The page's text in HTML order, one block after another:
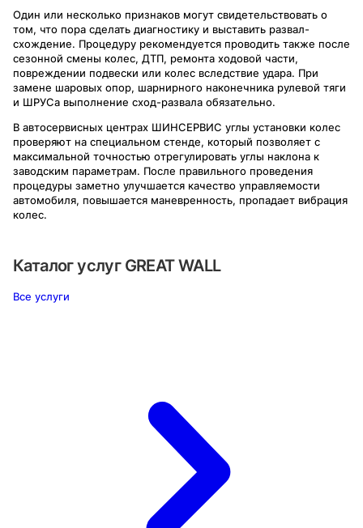
Один или несколько признаков могут свидетельствовать о
том, что пора сделать диагностику и выставить развал-
схождение. Процедуру рекомендуется проводить также после
сезонной смены колес, ДТП, ремонта ходовой части,
повреждении подвески или колес вследствие удара. При
замене шаровых опор, шарнирного наконечника рулевой тяги
и ШРУСа выполнение сход-развала обязательно.
В автосервисных центрах ШИНСЕРВИС углы установки колес
проверяют на специальном стенде, который позволяет с
максимальной точностью отрегулировать углы наклона к
заводским параметрам. После правильного проведения
процедуры заметно улучшается качество управляемости
автомобиля, повышается маневренность, пропадает вибрация
колес.
Каталог услуг GREAT WALL
Все услуги